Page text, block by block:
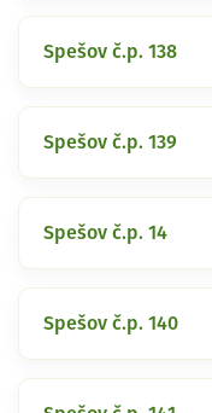
Spešov č.p. 138
Spešov č.p. 139
Spešov č.p. 14
Spešov č.p. 140